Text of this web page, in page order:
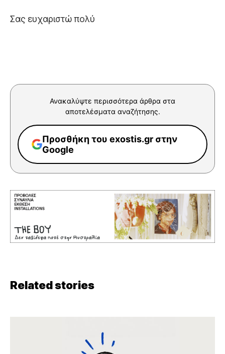
Σας ευχαριστώ πολύ
Ανακαλύψτε περισσότερα άρθρα στα
αποτελέσματα αναζήτησης.
Προσθήκη του exostis.gr στην
Google
Related stories